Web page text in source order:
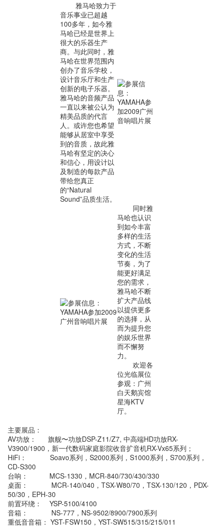
雅马哈致力于
音乐事业已超越
100多年，如今雅
马哈已经是世界上
很大的乐器生产
商。与此同时，雅
马哈在世界范围内
创办了音乐学校，
设计音乐厅和生产
创新的电子乐器。
雅马哈的音频产品
一直以来被公认为
精美品质的代言
人。或许您也希望
能够从居室中享受
到的音质，故此雅
马哈有坚定的决心
和信心，用设计以
及制造的每款产品
带给您真正
的“Natural
Sound”品质生活。
同时雅
马哈也认识
到如今丰富
多样的生活
方式，不断
变化的生活
节奏，为了
能更好满足
您的需求，
雅马哈不断
扩大产品线
以提供更多
的选择，从
而为提升您
的娱乐世界
而不懈努
力。
欢迎各
位光临展位
参观：广州
白天鹅宾馆
星海KTV
厅。
主要展品：
AV功放： 旗舰〜功放DSP-Z11/Z7, 中高端HD功放RX-
V3900/1900，新一代数码家庭影院收音扩音机RX-Vx65系列；
HiFi： Soavo系列，S2000系列，S1000系列，S700系列，
CD-S300
台响： MCS-1330，MCR-840/730/430/330
桌面： MCR-140/040，TSX-W80/70，TSX-130/120，PDX-
50/30，EPH-30
前置环绕： YSP-5100/4100
音箱： NS-777，NS-9502/8900/7900系列
重低音音箱： YST-FSW150，YST-SW515/315/215/011